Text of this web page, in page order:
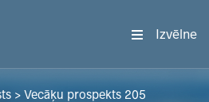
Izvēlne
> Vecāķu prospekts 205